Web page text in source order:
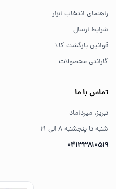
راهنمای انتخاب ابزار
شرایط ارسال
قوانین بازگشت کالا
گارانتی محصولات
تماس با ما
تبریز، میرداماد
شنبه تا پنجشنبه ۸ الی ۲۱
04133810519